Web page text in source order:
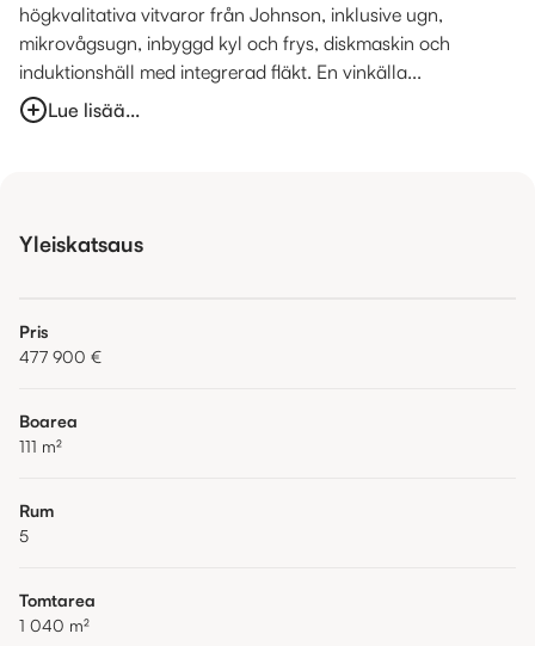
högkvalitativa vitvaror från Johnson, inklusive ugn,
mikrovågsugn, inbyggd kyl och frys, diskmaskin och
induktionshäll med integrerad fläkt. En vinkälla...
Lue lisää...
Yleiskatsaus
Pris
477 900 €
Boarea
111 m²
Rum
5
Tomtarea
1 040 m²